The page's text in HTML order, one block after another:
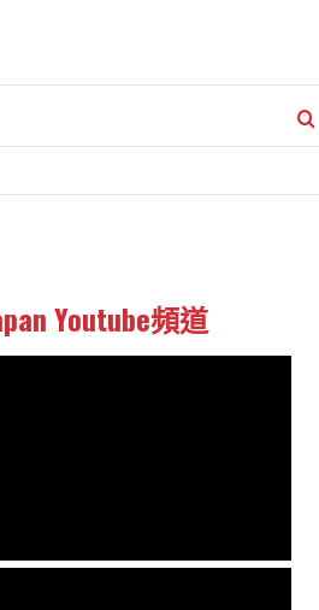
Youtube頻道